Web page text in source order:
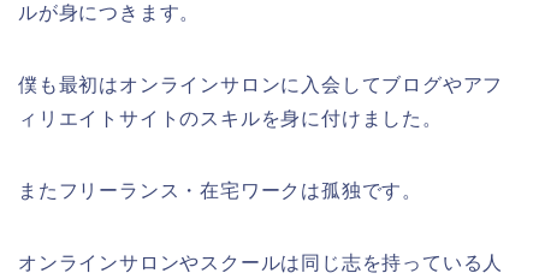
ルが身につきます。
僕も最初はオンラインサロンに入会してブログやアフ
ィリエイトサイトのスキルを身に付けました。
またフリーランス・在宅ワークは孤独です。
オンラインサロンやスクールは同じ志を持っている人